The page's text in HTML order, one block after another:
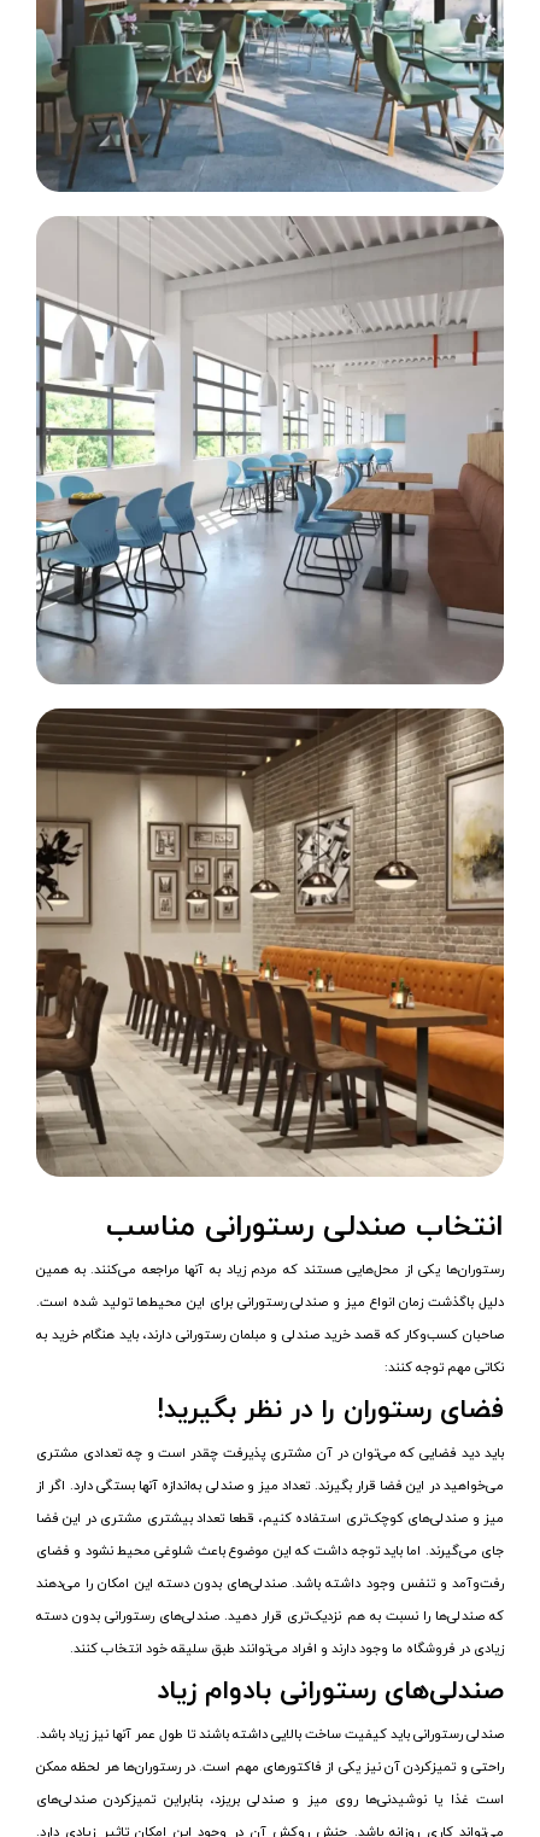
انتخاب صندلی رستورانی مناسب
رستوران‌ها یکی از محل‌هایی هستند که مردم زیاد به آنها مراجعه می‌کنند. به همین
دلیل باگذشت زمان انواع میز و صندلی رستورانی برای این محیط‌ها تولید شده است.
صاحبان کسب‌وکار که قصد خرید صندلی و مبلمان رستورانی دارند، باید هنگام خرید به
نکاتی مهم توجه کنند:
فضای رستوران را در نظر بگیرید!
باید دید فضایی که می‌توان در آن مشتری پذیرفت چقدر است و چه تعدادی مشتری
می‌خواهید در این فضا قرار بگیرند. تعداد میز و صندلی به‌اندازه آنها بستگی دارد. اگر از
میز و صندلی‌های کوچک‌تری استفاده کنیم، قطعا تعداد بیشتری مشتری در این فضا
جای می‌گیرند. اما باید توجه داشت که این موضوع باعث شلوغی محیط نشود و فضای
رفت‌وآمد و تنفس وجود داشته باشد. صندلی‌های بدون دسته این امکان را می‌دهند
که صندلی‌ها را نسبت به هم نزدیک‌تری قرار دهید. صندلی‌های رستورانی بدون دسته
زیادی در فروشگاه ما وجود دارند و افراد می‌توانند طبق سلیقه خود انتخاب کنند.
صندلی‌های رستورانی بادوام زیاد
صندلی رستورانی باید کیفیت ساخت بالایی داشته باشند تا طول عمر آنها نیز زیاد باشد.
راحتی و تمیزکردن آن نیز یکی از فاکتورهای مهم است. در رستوران‌ها هر لحظه ممکن
است غذا یا نوشیدنی‌ها روی میز و صندلی بریزد، بنابراین تمیزکردن صندلی‌های
می‌تواند کاری روزانه باشد. جنش روکش آن در وجود این امکان تاثیر زیادی دارد.